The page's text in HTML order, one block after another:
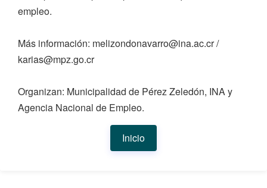
empleo.
Más información: melizondonavarro@ina.ac.cr /
karias@mpz.go.cr
Organizan: Municipalidad de Pérez Zeledón, INA y
Agencia Nacional de Empleo.
Inicio